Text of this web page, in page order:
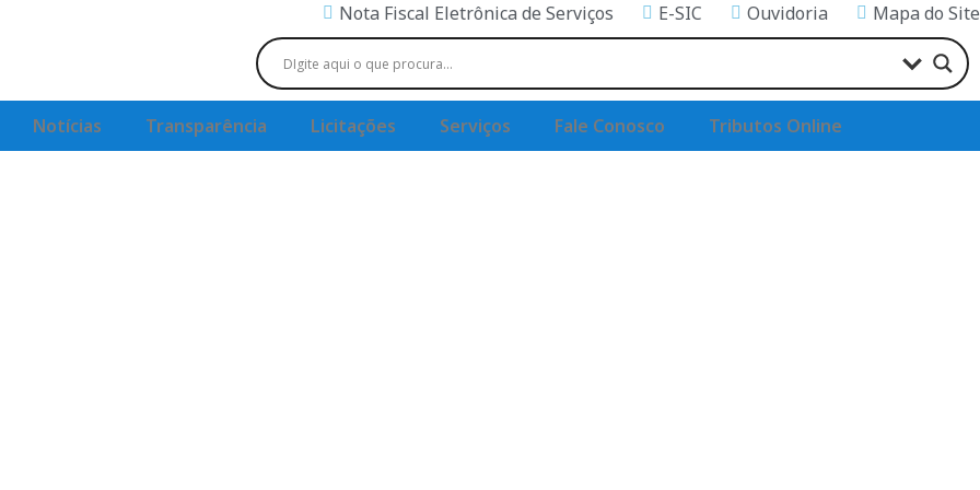
Nota Fiscal Eletrônica de Serviços E-SIC Ouvidoria Mapa do Site
Notícias Transparência Licitações Serviços Fale Conosco Tributos Online